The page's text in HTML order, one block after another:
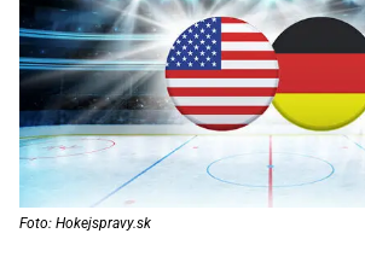
Foto: Hokejspravy.sk